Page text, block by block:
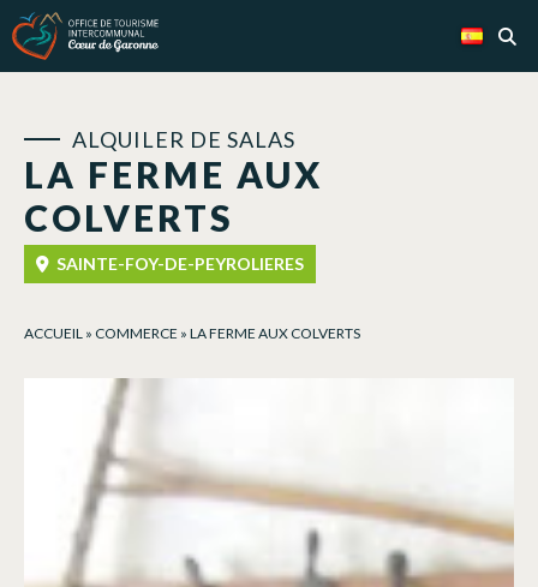
LA FERME AUX
COLVERTS
ALQUILER DE SALAS
SAINTE-FOY-DE-PEYROLIERES
ACCUEIL » COMMERCE » LA FERME AUX COLVERTS
Panel de gestión de cookies